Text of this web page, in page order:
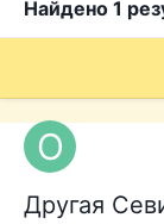
Найдено 1
Другая